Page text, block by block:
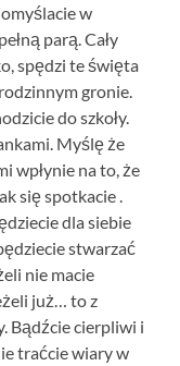
w
parą. Cały
spędzi te święta
gronie.
do szkoły.
Myślę że
wpłynie na to, że
się spotkacie .
dla siebie
stwarzać
nie macie
już… to z
Bądźcie cierpliwi i
traćcie wiary w